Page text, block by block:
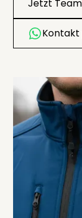
Jetzt